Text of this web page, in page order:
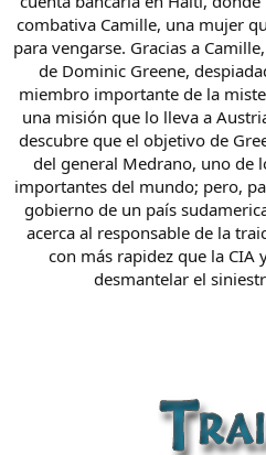
combativa Camille, una mujer
para vengarse. Gracias a
de Dominic Greene,
miembro importante de la
una misión que lo lleva a
descubre que el objetivo de
del general Medrano, uno de
importantes del mundo; pero,
gobierno de un país
acerca al responsable de la
con más rapidez que la CIA
desmantelar el